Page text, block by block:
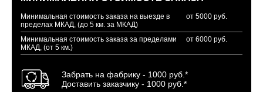
Минимальная стоимость заказа на выезде в
пределах МКАД, (до 5 км. за МКАД)
от 5000 руб.
Минимальная стоимость заказа за пределами
МКАД, (от 5 км.)
от 6000 руб.
Забрать на фабрику - 1000 руб.*
Доставить заказчику - 1000 руб.*